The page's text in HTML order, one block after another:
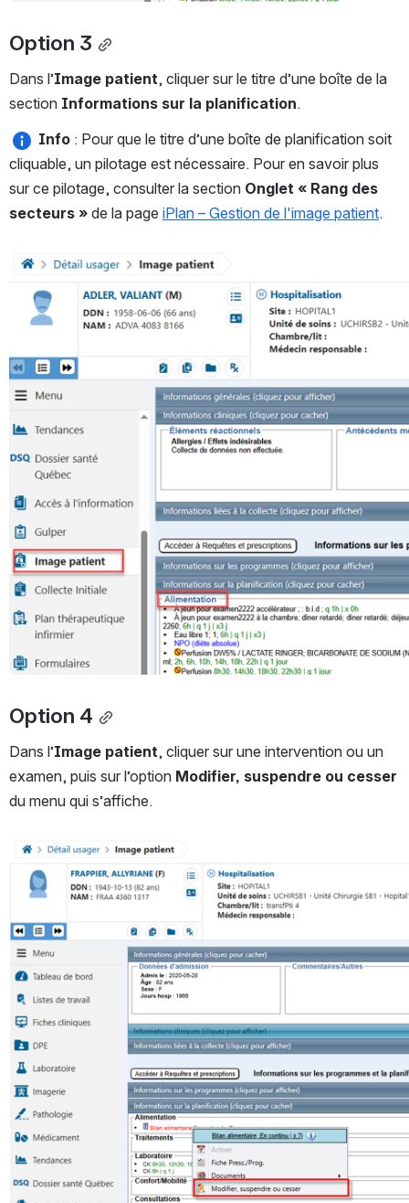
Option 3
Dans l’Image patient, cliquer sur le titre d’une boîte de la
section Informations sur la planification.
Info : Pour que le titre d’une boîte de planification soit
cliquable, un pilotage est nécessaire. Pour en savoir plus
sur ce pilotage, consulter la section Onglet « Rang des
secteurs » de la page iPlan – Gestion de l'image patient.
Ouvrir
Option 4
Dans l’Image patient, cliquer sur une intervention ou un
examen, puis sur l’option Modifier, suspendre ou cesser
du menu qui s’affiche.
Ouvrir